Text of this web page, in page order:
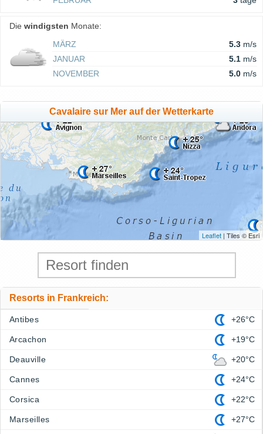
Die windigsten Monate:
MÄRZ
5.3 m/s
JANUAR
5.1 m/s
NOVEMBER
5.0 m/s
Cavalaire sur Mer auf der Wetterkarte
Leaflet | Tiles © Esri
Resorts in Frankreich:
Antibes +26°C
Arcachon +19°C
Deauville +20°C
Cannes +24°C
Corsica +22°C
Marseilles +27°C